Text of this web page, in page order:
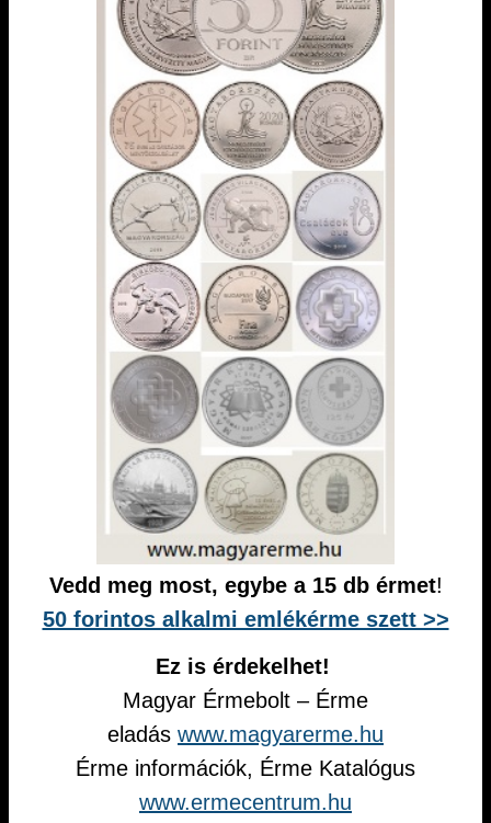
Vedd meg most, egybe a 15 db érmet!
50 forintos alkalmi emlékérme szett >>
Ez is érdekelhet!
Magyar Érmebolt – Érme
eladás www.magyarerme.hu
Érme információk, Érme Katalógus
www.ermecentrum.hu